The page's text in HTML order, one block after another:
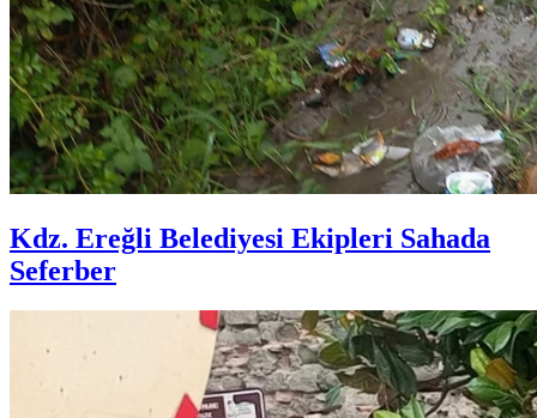
Kdz. Ereğli Belediyesi Ekipleri Sahada
Seferber